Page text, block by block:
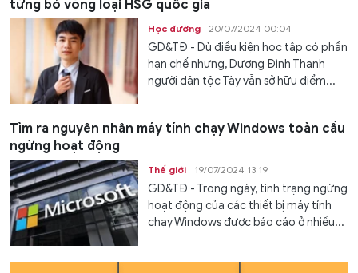
từng bỏ vòng loại HSG quốc gia
Học đường 20/07/2024 00:04
GD&TĐ - Dù điều kiện học tập có phần
hạn chế nhưng, Dương Đình Thanh
người dân tộc Tày vẫn sở hữu điểm...
Tìm ra nguyên nhân máy tính chạy Windows toàn cầu
ngừng hoạt động
Thế giới 19/07/2024 13:19
GD&TĐ - Trong ngày, tình trạng ngừng
hoạt động của các thiết bị máy tính
chạy Windows được báo cáo ở nhiều...